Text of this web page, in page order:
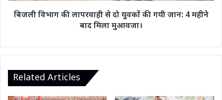
जान:
बिजली विभाग की लापरवाही से दो युवकों की गयी जान: 4 महीने
बाद मिला मुआवजा।
Related Articles